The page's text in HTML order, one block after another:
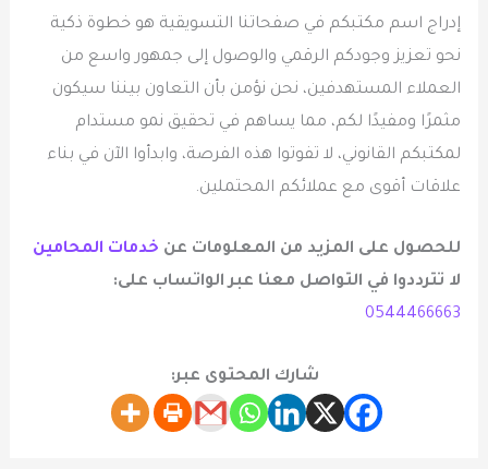
إدراج اسم مكتبكم في صفحاتنا التسويقية هو خطوة ذكية
نحو تعزيز وجودكم الرقمي والوصول إلى جمهور واسع من
العملاء المستهدفين، نحن نؤمن بأن التعاون بيننا سيكون
مثمرًا ومفيدًا لكم، مما يساهم في تحقيق نمو مستدام
لمكتبكم القانوني، لا تفوتوا هذه الفرصة، وابدأوا الآن في بناء
علاقات أقوى مع عملائكم المحتملين.
للحصول على المزيد من المعلومات عن خدمات المحامين
لا تترددوا في التواصل معنا عبر الواتساب على:
0544466663
شارك المحتوى عبر: